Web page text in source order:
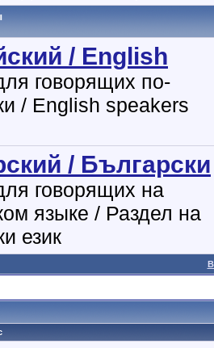
/ English
говорящих по-
/ English speakers
/ Български
говорящих на
языке / Раздел на
език